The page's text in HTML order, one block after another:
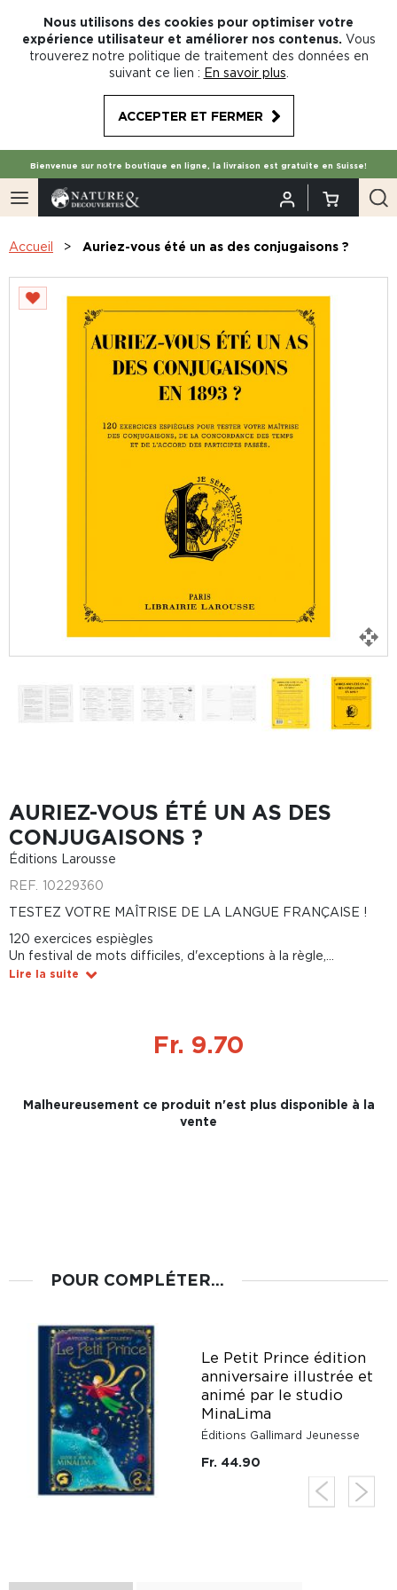
Nous utilisons des cookies pour optimiser votre
expérience utilisateur et améliorer nos contenus. Vous
trouverez notre politique de traitement des données en
suivant ce lien : En savoir plus
ACCEPTER ET FERMER
Bienvenue sur notre boutique en ligne, la livraison est gratuite en Suisse!
Accueil Auriez-vous été un as des conjugaisons ?
AURIEZ-VOUS ÉTÉ UN AS DES
CONJUGAISONS ?
Éditions Larousse
REF. 10229360
TESTEZ VOTRE MAÎTRISE DE LA LANGUE FRANÇAISE !
120 exercices espiègles
Un festival de mots difficiles, d'exceptions à la règle,...
Lire la suite
Fr. 9.70
Malheureusement ce produit n'est plus disponible à la
vente
POUR COMPLÉTER...
Le Petit Prince édition
anniversaire illustrée et
animé par le studio
MinaLima
Éditions Gallimard Jeunesse
Fr. 44.90